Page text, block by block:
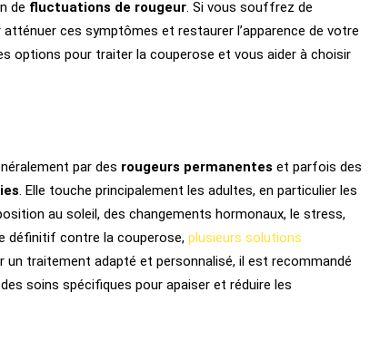
de fluctuations de rougeur. Si vous souffrez de
ces symptômes et restaurer l’apparence de votre
options pour traiter la couperose et vous aider à choisir
par des rougeurs permanentes et parfois des
. Elle touche principalement les adultes, en particulier les
au soleil, des changements hormonaux, le stress,
définitif contre la couperose, plusieurs solutions
un traitement adapté et personnalisé, il est recommandé
soins spécifiques pour apaiser et réduire les